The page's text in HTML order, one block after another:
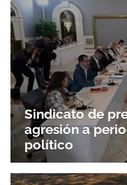
Sindicato de
agresión a
político